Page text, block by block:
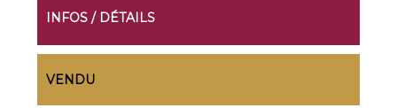
INFOS / DÉTAILS
VENDU